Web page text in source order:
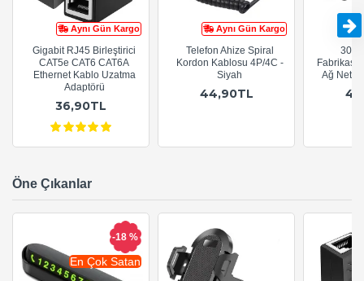
Aynı Gün Kargo
Gigabit RJ45 Birleştirici
CAT5e CAT6 CAT6A
Ethernet Kablo Uzatma
Adaptörü
36,90TL
Aynı Gün Kargo
Telefon Ahize Spiral
Kordon Kablosu 4P/4C -
Siyah
44,90TL
Ağ
Öne Çıkanlar
En Çok Satan
-18 %